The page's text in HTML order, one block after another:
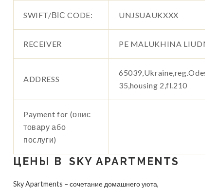
SWIFT/ВІС CODE: UNJSUAUKXXX
RECEIVER PE MALUKHINA
ADDRESS
35,housing 2,fl.210
Payment for (опис
товару або
послуги)
ЦЕНЫ В SKY APARTMENTS
Sky Apartments – сочетание домашнего уюта,